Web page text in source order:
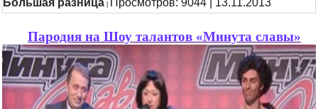
Большая разница Просмотров: 9044 | 13.11.2013
Пародия на Шоу талантов «Минута славы»